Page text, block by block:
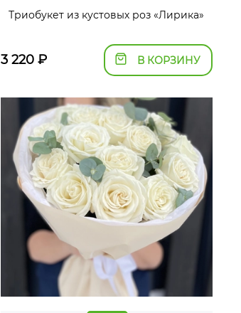
Триобукет из кустовых роз «Лирика»
3 220₽ В КОРЗИНУ